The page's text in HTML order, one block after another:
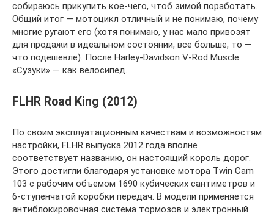
собираюсь прикупить кое-чего, чтоб зимой поработать.
Общий итог — мотоцикл отличный и не понимаю, почему
многие ругают его (хотя понимаю, у нас мало привозят
для продажи в идеальном состоянии, все больше, то —
что подешевле). После Harley-Davidson V-Rod Muscle
«Сузуки» — как велосипед.
FLHR Road King (2012)
По своим эксплуатационным качествам и возможностям
настройки, FLHR выпуска 2012 года вполне
соответствует названию, он настоящий король дорог.
Этого достигли благодаря установке мотора Twin Cam
103 с рабочим объемом 1690 кубических сантиметров и
6-ступенчатой коробки передач. В модели применяется
антиблокировочная система тормозов и электронный